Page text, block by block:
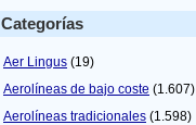
Categorías
Aer Lingus (19)
Aerolíneas de bajo coste (1.607)
Aerolíneas tradicionales (1.598)